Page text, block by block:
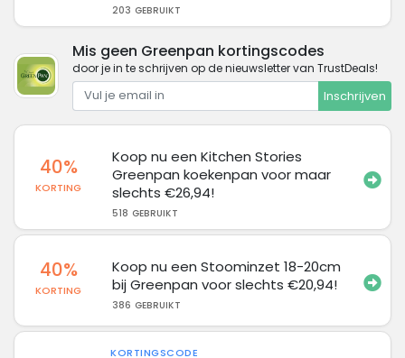
203 GEBRUIKT
Mis geen Greenpan kortingscodes
door je in te schrijven op de nieuwsletter van TrustDeals!
Inschrijven
40%
KORTING
Koop nu een Kitchen Stories
Greenpan koekenpan voor maar
slechts €26,94!
518 GEBRUIKT
40%
KORTING
Koop nu een Stoominzet 18-20cm
bij Greenpan voor slechts €20,94!
386 GEBRUIKT
KORTINGSCODE